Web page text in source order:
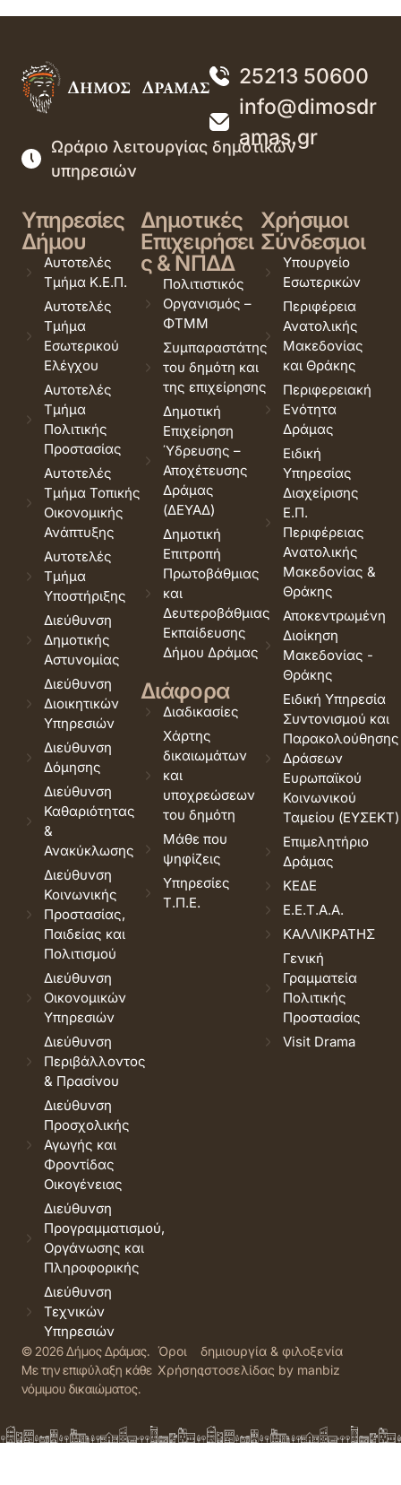
25213 50600
info@dimosdr
amas.gr
Ωράριο λειτουργίας δημοτικών
υπηρεσιών
Υπηρεσίες
Δήμου
Αυτοτελές
Τμήμα Κ.Ε.Π.
Αυτοτελές
Τμήμα
Εσωτερικού
Ελέγχου
Αυτοτελές
Τμήμα
Πολιτικής
Προστασίας
Αυτοτελές
Τμήμα Τοπικής
Οικονομικής
Ανάπτυξης
Αυτοτελές
Τμήμα
Υποστήριξης
Διεύθυνση
Δημοτικής
Αστυνομίας
Διεύθυνση
Διοικητικών
Υπηρεσιών
Διεύθυνση
Δόμησης
Διεύθυνση
Καθαριότητας
&
Ανακύκλωσης
Διεύθυνση
Κοινωνικής
Προστασίας,
Παιδείας και
Πολιτισμού
Διεύθυνση
Οικονομικών
Υπηρεσιών
Διεύθυνση
Περιβάλλοντος
& Πρασίνου
Διεύθυνση
Προσχολικής
Αγωγής και
Φροντίδας
Οικογένειας
Διεύθυνση
Προγραμματισμού,
Οργάνωσης και
Πληροφορικής
Διεύθυνση
Τεχνικών
Υπηρεσιών
Δημοτικές
Επιχειρήσει
ς & ΝΠΔΔ
Πολιτιστικός
Οργανισμός –
ΦΤΜΜ
Συμπαραστάτης
του δημότη και
της επιχείρησης
Δημοτική
Επιχείρηση
Ύδρευσης –
Αποχέτευσης
Δράμας
(ΔΕΥΑΔ)
Δημοτική
Επιτροπή
Πρωτοβάθμιας
και
Δευτεροβάθμιας
Εκπαίδευσης
Δήμου Δράμας
Διάφορα
Διαδικασίες
Χάρτης
δικαιωμάτων
και
υποχρεώσεων
του δημότη
Μάθε που
ψηφίζεις
Υπηρεσίες
Τ.Π.Ε.
Χρήσιμοι
Σύνδεσμοι
Υπουργείο
Εσωτερικών
Περιφέρεια
Ανατολικής
Μακεδονίας
και Θράκης
Περιφερειακή
Ενότητα
Δράμας
Ειδική
Υπηρεσίας
Διαχείρισης
Ε.Π.
Περιφέρειας
Ανατολικής
Μακεδονίας &
Θράκης
Αποκεντρωμένη
Διοίκηση
Μακεδονίας -
Θράκης
Ειδική Υπηρεσία
Συντονισμού και
Παρακολούθησης
Δράσεων
Ευρωπαϊκού
Κοινωνικού
Ταμείου (ΕΥΣΕΚΤ)
Επιμελητήριο
Δράμας
ΚΕΔΕ
Ε.Ε.Τ.Α.Α.
ΚΑΛΛΙΚΡΑΤΗΣ
Γενική
Γραμματεία
Πολιτικής
Προστασίας
Visit Drama
© 2026 Δήμος Δράμας.
Με την επιφύλαξη κάθε
νόμιμου δικαιώματος.
Όροι
Χρήσης
δημιουργία & φιλοξενία
ιστοσελίδας by manbiz